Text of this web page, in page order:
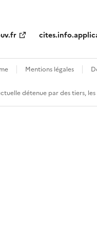
Mentions légales
détenue par des tiers,